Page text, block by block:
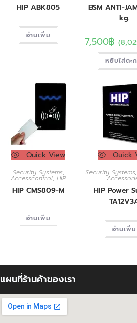
HIP ABK805
อ่านเพิ่ม
BSM ANTI-
kg.
7,500฿ (
หยิบใส่ตะ
Quick View
Security Systems,
Accesscontrol,HIP
HIP CMS809-M
อ่านเพิ่ม
Quick
Security Systems
HIP Power
อ่านเพิ่ม
แผนที่ร้านค้าของเรา